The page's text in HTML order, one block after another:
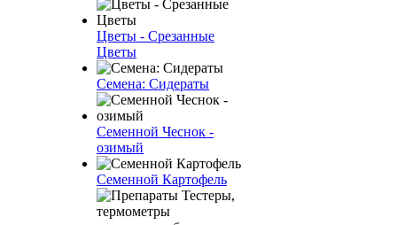
Цветы - Срезанные
Цветы
Семена: Сидераты
Семенной Чеснок -
озимый
Семенной Картофель